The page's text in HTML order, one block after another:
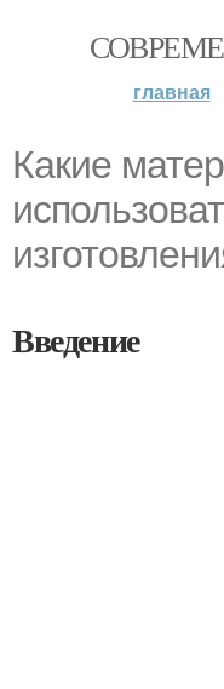
главная
Какие
Введение